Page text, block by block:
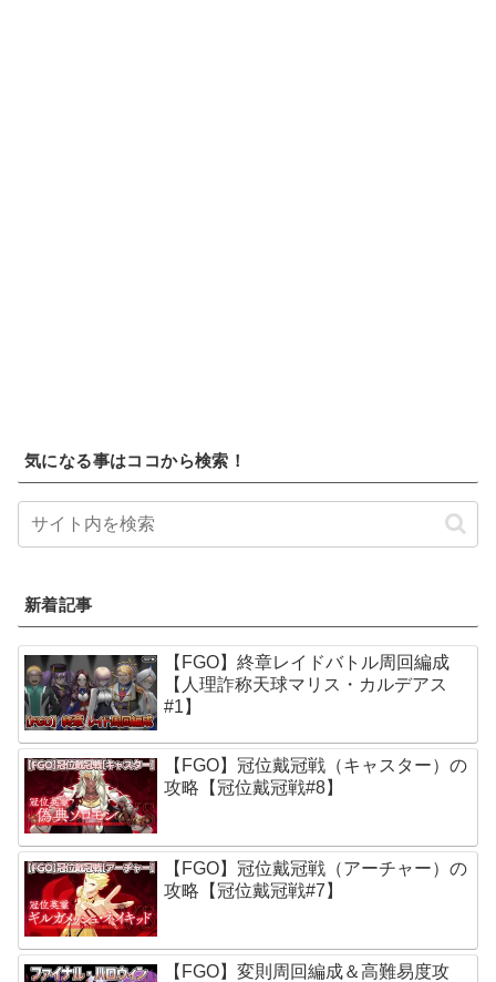
気になる事はココから検索！
新着記事
【FGO】終章レイドバトル周回編成
【人理詐称天球マリス・カルデアス
#1】
【FGO】冠位戴冠戦（キャスター）の
攻略【冠位戴冠戦#8】
【FGO】冠位戴冠戦（アーチャー）の
攻略【冠位戴冠戦#7】
【FGO】変則周回編成＆高難易度攻